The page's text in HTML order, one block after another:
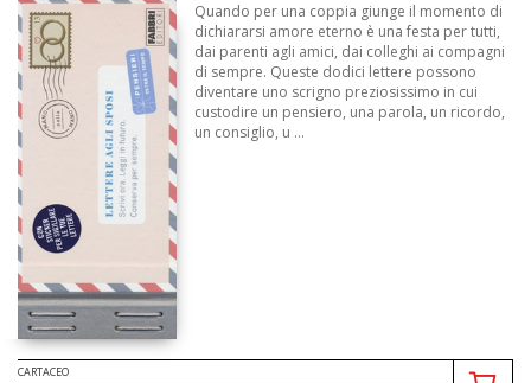
Quando per una coppia giunge il momento di
dichiararsi amore eterno è una festa per tutti,
dai parenti agli amici, dai colleghi ai compagni
di sempre. Queste dodici lettere possono
diventare uno scrigno preziosissimo in cui
custodire un pensiero, una parola, un ricordo,
un consiglio, u ...
CARTACEO